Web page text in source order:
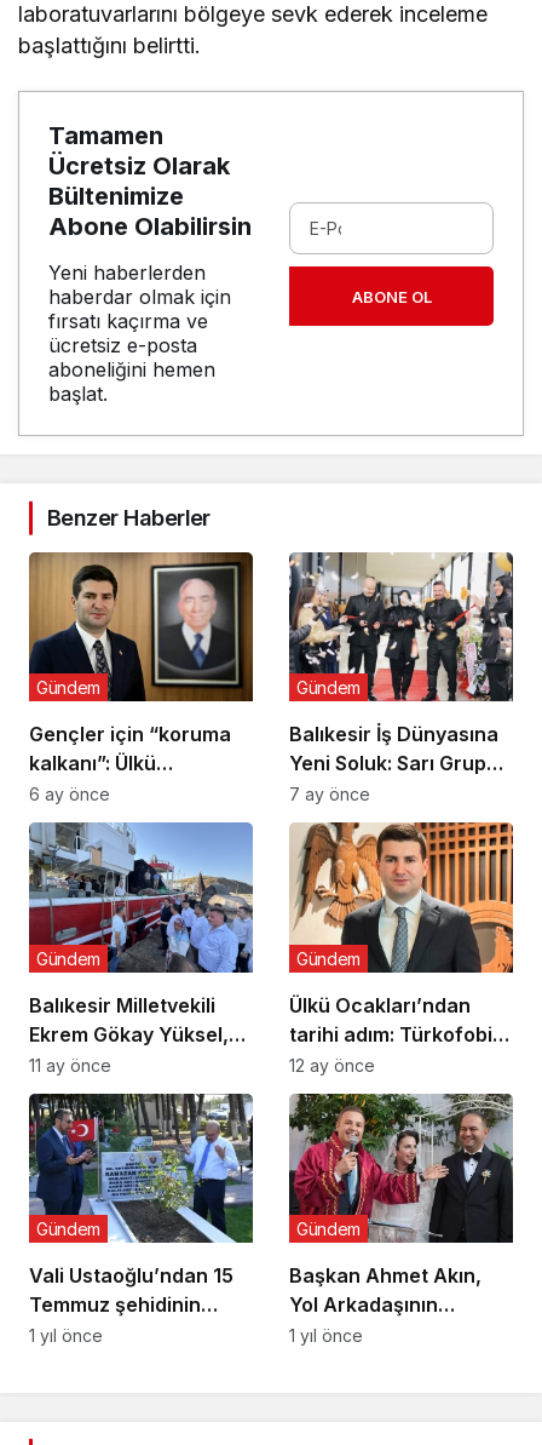
laboratuvarlarını bölgeye sevk ederek inceleme
başlattığını belirtti.
Tamamen
Ücretsiz Olarak
Bültenimize
Abone Olabilirsin
Yeni haberlerden
haberdar olmak için
fırsatı kaçırma ve
ücretsiz e-posta
aboneliğini hemen
başlat.
ABONE OL
Benzer Haberler
Gençler için “koruma
kalkanı”: Ülkü
Ocaklarından
uyuşturucu ve dijital
bağımlılığa karşı
seferberlik
Gündem
6 ay önce
Balıkesir İş Dünyasına
Yeni Soluk: Sarı Grup
Törenle Açıldı
Gündem
7 ay önce
Balıkesir Milletvekili
Ekrem Gökay Yüksel,
Erdek’te Balık Avı
Sezonunu “Vira
Bismillah” ile Açtı
Gündem
11 ay önce
Ülkü Ocakları’ndan
tarihi adım: Türkofobi
İzleme Merkezi
Gündem
12 ay önce
Vali Ustaoğlu’ndan 15
Temmuz şehidinin
ailesine ziyaret
Gündem
1 yıl önce
Başkan Ahmet Akın,
Yol Arkadaşının
Nikâhını Kıydı
Gündem
1 yıl önce